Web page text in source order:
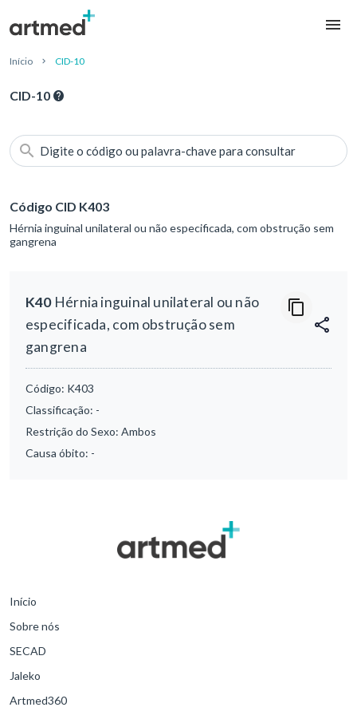
Início CID-10
CID-10
Digite o código ou palavra-chave para consultar
Código CID K403
Hérnia inguinal unilateral ou não especificada, com obstrução sem
gangrena
K40Hérnia inguinal unilateral ou não
especificada, com obstrução sem
gangrena
Código: K403
Classificação: -
Restrição do Sexo: Ambos
Causa óbito: -
Início
Sobre nós
SECAD
Jaleko
Artmed360